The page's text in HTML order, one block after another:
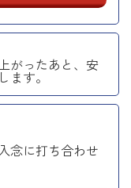
がったあと、安
す。
念に打ち合わせ